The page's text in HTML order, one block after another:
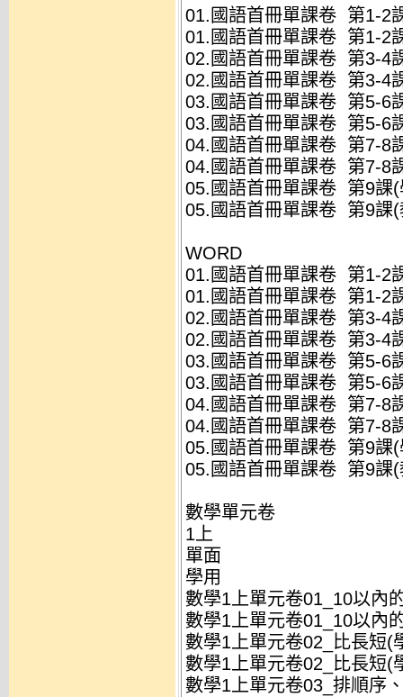
01.國語首冊單課卷 第1-2
01.國語首冊單課卷 第1-2
02.國語首冊單課卷 第3-4
02.國語首冊單課卷 第3-4
03.國語首冊單課卷 第5-6
03.國語首冊單課卷 第5-6
04.國語首冊單課卷 第7-8
04.國語首冊單課卷 第7-8
05.國語首冊單課卷 第9課
05.國語首冊單課卷 第9課
WORD
01.國語首冊單課卷 第1-2
01.國語首冊單課卷 第1-2
02.國語首冊單課卷 第3-4
02.國語首冊單課卷 第3-4
03.國語首冊單課卷 第5-6
03.國語首冊單課卷 第5-6
04.國語首冊單課卷 第7-8
04.國語首冊單課卷 第7-8
05.國語首冊單課卷 第9課(
05.國語首冊單課卷 第9課(
數學單元卷
1上
單面
學用
數學1上單元卷01_10以內
數學1上單元卷01_10以內
數學1上單元卷02_比長短(
數學1上單元卷02_比長短(
數學1上單元卷03_排順序